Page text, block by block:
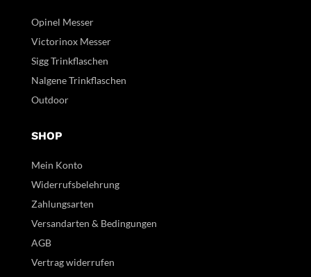
Opinel Messer
Victorinox Messer
Sigg Trinkflaschen
Nalgene Trinkflaschen
Outdoor
SHOP
Mein Konto
Widerrufsbelehrung
Zahlungsarten
Versandarten & Bedingungen
AGB
Vertrag widerrufen